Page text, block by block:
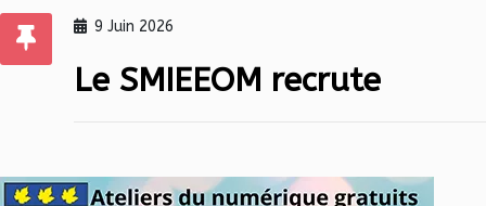
9 Juin 2026
Le SMIEEOM recrute